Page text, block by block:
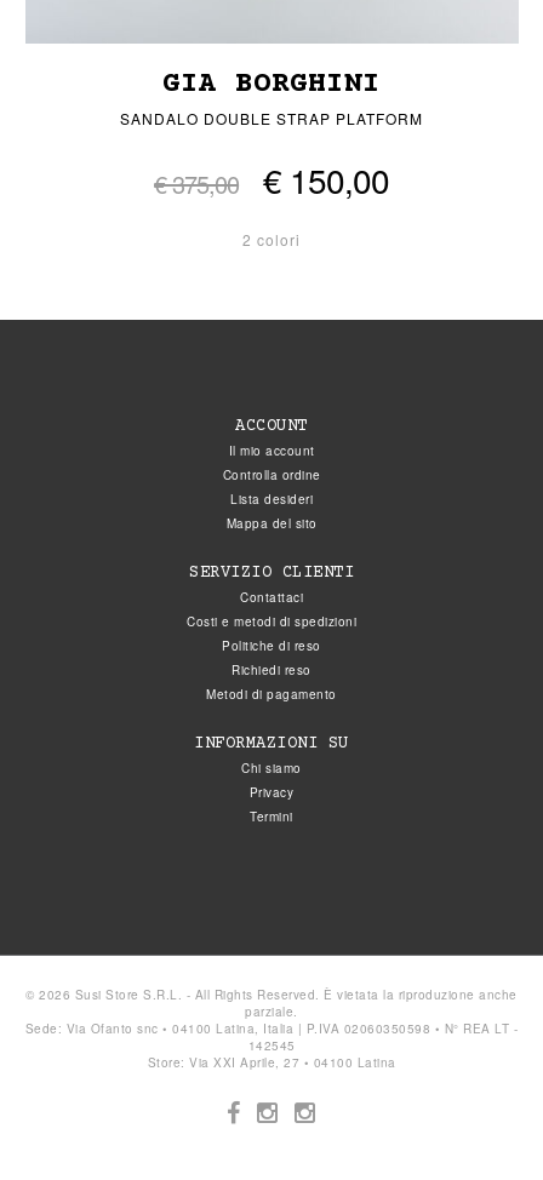
GIA BORGHINI
SANDALO DOUBLE STRAP PLATFORM
€ 375,00 € 150,00
2 colori
ACCOUNT
Il mio account
Controlla ordine
Lista desideri
Mappa del sito
SERVIZIO CLIENTI
Contattaci
Costi e metodi di spedizioni
Politiche di reso
Richiedi reso
Metodi di pagamento
INFORMAZIONI SU
Chi siamo
Privacy
Termini
© 2026 Susi Store S.R.L. - All Rights Reserved. È vietata la riproduzione anche
parziale.
Sede: Via Ofanto snc • 04100 Latina, Italia | P.IVA 02060350598 • N° REA LT -
142545
Store: Via XXI Aprile, 27 • 04100 Latina